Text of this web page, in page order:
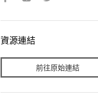
資源連結
前往原始連結